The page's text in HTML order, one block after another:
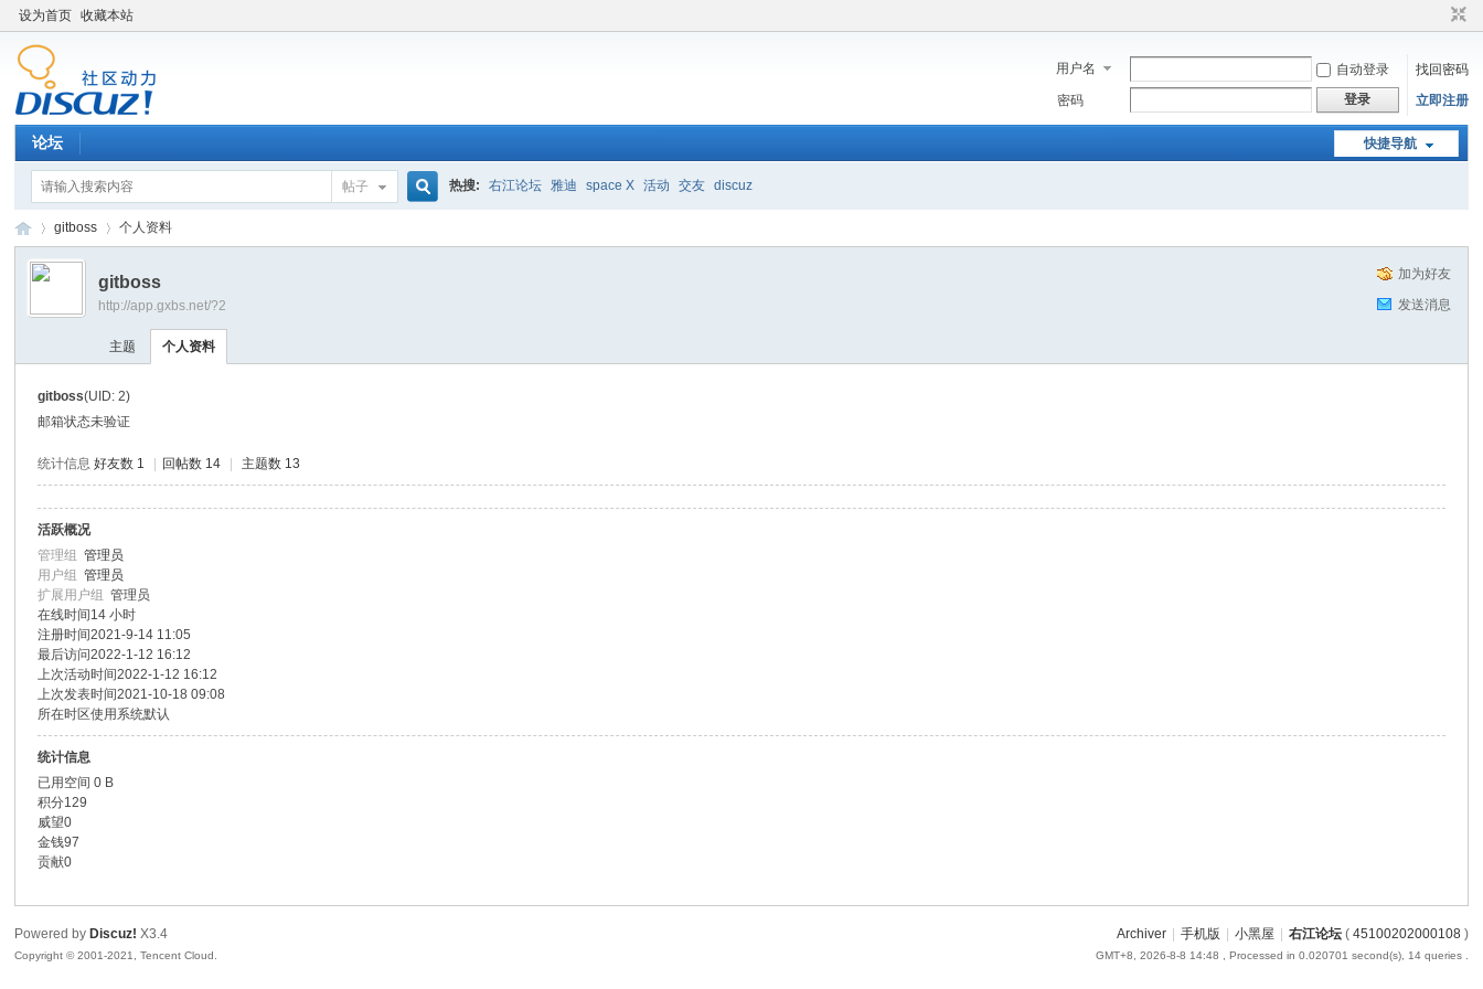
设为首页 收藏本站
用户名 自动登录
找回密码
密码
登录 立即注册
快捷导航
论坛
帖子 热搜: 右江论坛 雅迪 space X 活动 交友 discuz
›
gitboss 个人资料
加为好友
发送消息
gitboss
http://app.gxbs.net/?2
主题 个人资料
gitboss(UID: 2)
邮箱状态未验证
统计信息 好友数 1 回帖数 14 主题数 13
活跃概况
管理组管理员
用户组管理员
扩展用户组管理员
在线时间 14 小时
注册时间2021-9-14 11:05
最后访问2022-1-12 16:12
上次活动时间2022-1-12 16:12
上次发表时间2021-10-18 09:08
所在时区使用系统默认
统计信息
已用空间 0 B
积分129
威望0
金钱97
贡献0
Archiver 手机版 小黑屋 右江论坛( 45100202000108)
GMT+8, 2026-8-8 14:48 , Processed in 0.020701 second(s), 14 queries .
Powered by Discuz! X3.4
Copyright © 2001-2021, Tencent Cloud.